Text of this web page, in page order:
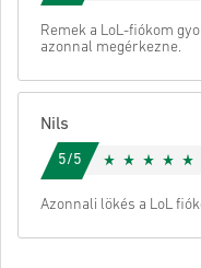
Remek a LoL-fiókom
azonnal megérkezne.
Nils
5/5
Azonnali lökés a LoL